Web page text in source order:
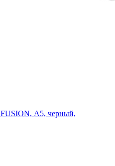
А5, черный,